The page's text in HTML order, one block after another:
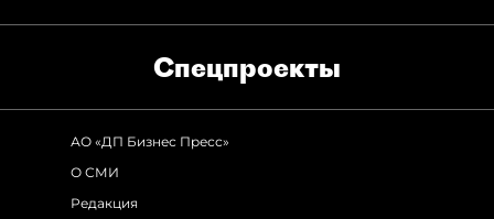
Спец­проекты
АО «ДП Бизнес Пресс»
О СМИ
Редакция